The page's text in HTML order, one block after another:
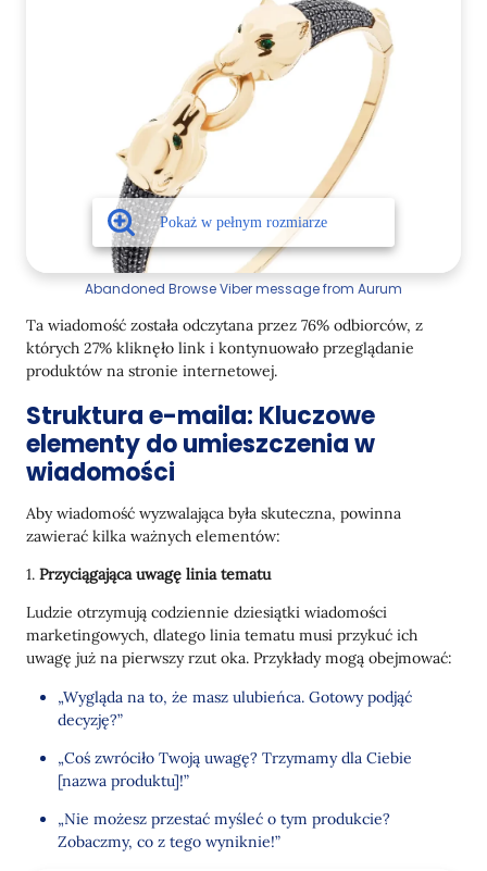
Abandoned Browse Viber message from Aurum
Ta wiadomość została odczytana przez 76% odbiorców, z
których 27% kliknęło link i kontynuowało przeglądanie
produktów na stronie internetowej.
Struktura e-maila: Kluczowe
elementy do umieszczenia w
wiadomości
Aby wiadomość wyzwalająca była skuteczna, powinna
zawierać kilka ważnych elementów:
1. Przyciągająca uwagę linia tematu
Ludzie otrzymują codziennie dziesiątki wiadomości
marketingowych, dlatego linia tematu musi przykuć ich
uwagę już na pierwszy rzut oka. Przykłady mogą obejmować:
„Wygląda na to, że masz ulubieńca. Gotowy podjąć
decyzję?”
„Coś zwróciło Twoją uwagę? Trzymamy dla Ciebie
[nazwa produktu]!”
„Nie możesz przestać myśleć o tym produkcie?
Zobaczmy, co z tego wyniknie!”